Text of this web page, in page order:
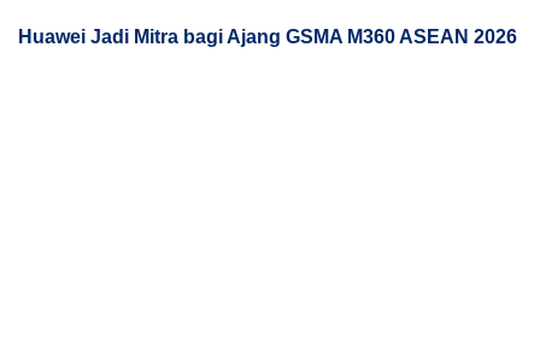
Huawei Jadi Mitra bagi Ajang GSMA M360 ASEAN 2026